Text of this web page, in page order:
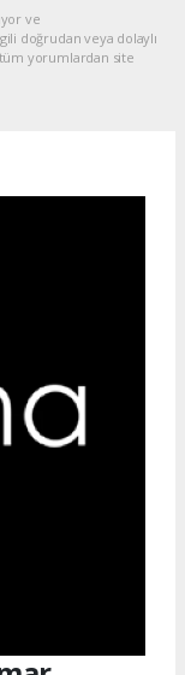
ve
doğrudan veya dolaylı
yorumlardan site